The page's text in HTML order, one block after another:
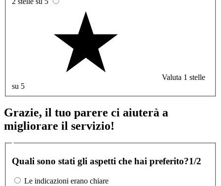
Valuta 1 stelle
su 5
Grazie, il tuo parere ci aiuterà a
migliorare il servizio!
Quali sono stati gli aspetti che hai preferito?1/2
Le indicazioni erano chiare